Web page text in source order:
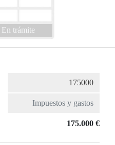
En trámite
175.000 €